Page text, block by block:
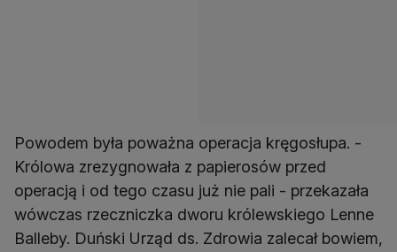
Powodem była poważna operacja kręgosłupa. -
Królowa zrezygnowała z papierosów przed
operacją i od tego czasu już nie pali - przekazała
wówczas rzeczniczka dworu królewskiego Lenne
Balleby. Duński Urząd ds. Zdrowia zalecał bowiem,